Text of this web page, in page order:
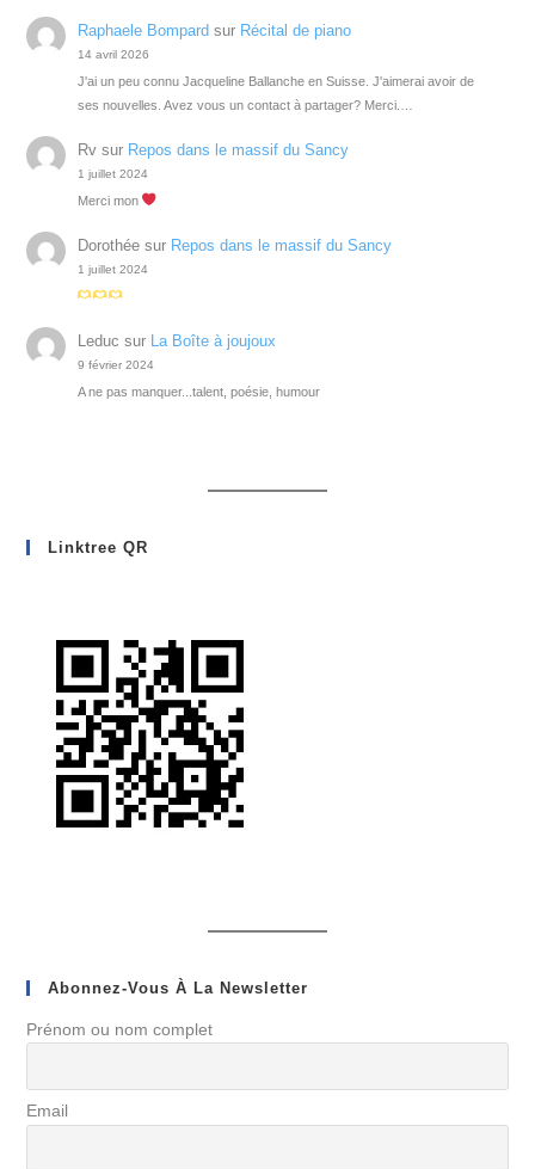
Raphaele Bompardsur Récital de piano
14 avril 2026
J'ai un peu connu Jacqueline Ballanche en Suisse. J'aimerai avoir de
ses nouvelles. Avez vous un contact à partager? Merci.…
Rvsur Repos dans le massif du Sancy
1 juillet 2024
Merci mon
Dorothéesur Repos dans le massif du Sancy
1 juillet 2024
Leduc sur La Boîte à joujoux
9 février 2024
A ne pas manquer...talent, poésie, humour
Linktree QR
Abonnez-Vous À La Newsletter
Prénom ou nom complet
Email